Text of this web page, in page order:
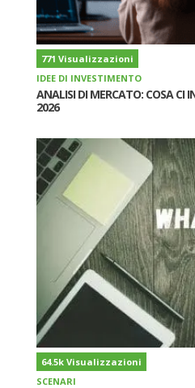
771 Visualizzazioni
IDEE DI INVESTIMENTO
ANALISI DI MERCATO: COSA CI
2026
64.5k Visualizzazioni
SCENARI